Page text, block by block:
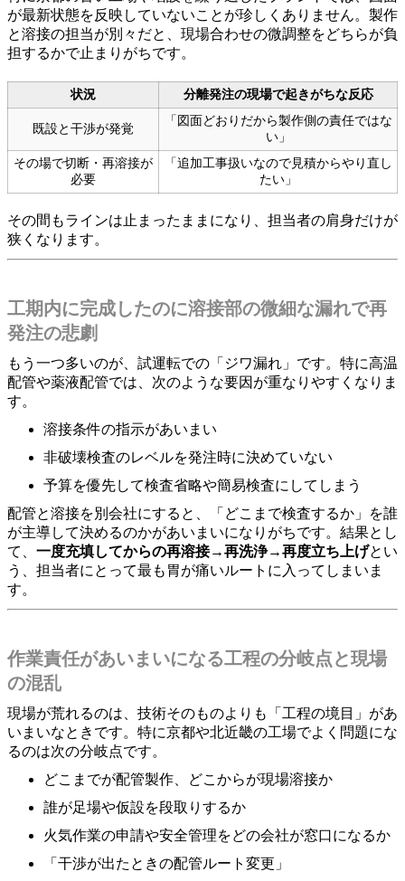
が最新状態を反映していないことが珍しくありません。製作
と溶接の担当が別々だと、現場合わせの微調整をどちらが負
担するかで止まりがちです。
状況 分離発注の現場で起きがちな反応
既設と干渉が発覚
「図面どおりだから製作側の責任ではな
い」
その場で切断・再溶接が
必要
「追加工事扱いなので見積からやり直し
たい」
その間もラインは止まったままになり、担当者の肩身だけが
狭くなります。
工期内に完成したのに溶接部の微細な漏れで再
発注の悲劇
もう一つ多いのが、試運転での「ジワ漏れ」です。特に高温
配管や薬液配管では、次のような要因が重なりやすくなりま
す。
溶接条件の指示があいまい
非破壊検査のレベルを発注時に決めていない
予算を優先して検査省略や簡易検査にしてしまう
配管と溶接を別会社にすると、「どこまで検査するか」を誰
が主導して決めるのかがあいまいになりがちです。結果とし
て、 一度充填してからの再溶接→再洗浄→再度立ち上げとい
う、担当者にとって最も胃が痛いルートに入ってしまいま
す。
作業責任があいまいになる工程の分岐点と現場
の混乱
現場が荒れるのは、技術そのものよりも「工程の境目」があ
いまいなときです。特に京都や北近畿の工場でよく問題にな
るのは次の分岐点です。
どこまでが配管製作、どこからが現場溶接か
誰が足場や仮設を段取りするか
火気作業の申請や安全管理をどの会社が窓口になるか
「干渉が出たときの配管ルート変更」